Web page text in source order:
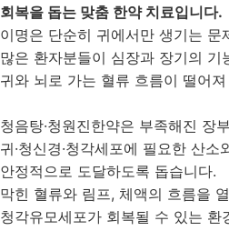
회복을 돕는 맞춤 한약 치료입니다.
이명은 단순히 귀에서만 생기는 문
많은 환자분들이 심장과 장기의 기
귀와 뇌로 가는 혈류 흐름이 떨어
청음탕·청원진한약은 부족해진 장
귀·청신경·청각세포에 필요한 산소
안정적으로 도달하도록 돕습니다.
막힌 혈류와 림프, 체액의 흐름을
청각유모세포가 회복될 수 있는 환